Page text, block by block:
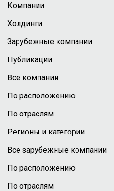
Компании
Холдинги
Зарубежные компании
Публикации
Все компании
По расположению
По отраслям
Регионы и категории
Все зарубежные компании
По расположению
По отраслям